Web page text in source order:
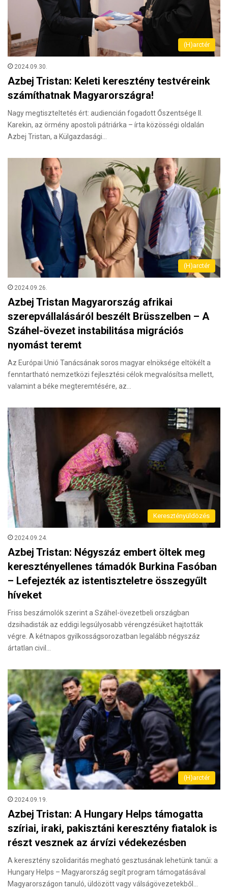
(H)arctér
2024.09.30.
Azbej Tristan: Keleti keresztény testvéreink
számíthatnak Magyarországra!
Nagy megtiszteltetés ért: audiencián fogadott Őszentsége II.
Karekin, az örmény apostoli pátriárka – írta közösségi oldalán
Azbej Tristan, a Külgazdasági…
(H)arctér
2024.09.26.
Azbej Tristan Magyarország afrikai
szerepvállalásáról beszélt Brüsszelben – A
Száhel-övezet instabilitása migrációs
nyomást teremt
Az Európai Unió Tanácsának soros magyar elnöksége eltökélt a
fenntartható nemzetközi fejlesztési célok megvalósítsa mellett,
valamint a béke megteremtésére, az…
Keresztényüldözés
2024.09.24.
Azbej Tristan: Négyszáz embert öltek meg
keresztényellenes támadók Burkina Fasóban
– Lefejezték az istentiszteletre összegyűlt
híveket
Friss beszámolók szerint a Száhel-övezetbeli országban
dzsihadisták az eddigi legsúlyosabb vérengzésüket hajtották
végre. A kétnapos gyilkosságsorozatban legalább négyszáz
ártatlan civil…
(H)arctér
2024.09.19.
Azbej Tristan: A Hungary Helps támogatta
szíriai, iraki, pakisztáni keresztény fiatalok is
részt vesznek az árvízi védekezésben
A keresztény szolidaritás megható gesztusának lehetünk tanúi: a
Hungary Helps – Magyarország segít program támogatásával
Magyarországon tanuló, üldözött vagy válságövezetekből…